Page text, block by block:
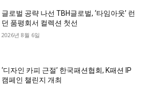
글로벌 공략 나선 TBH글로벌, ‘타임아웃’ 런
던 품평회서 컬렉션 첫선
2026년 8월 6일
‘디자인 카피 근절’ 한국패션협회, K패션 IP
캠페인 챌린지 개최